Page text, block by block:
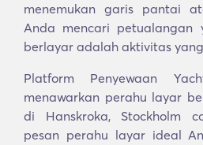
menemukan garis pantai
Anda mencari petualangan
berlayar adalah aktivitas
Platform Penyewaan
menawarkan perahu layar
di Hanskroka, Stockholm
pesan perahu layar ideal